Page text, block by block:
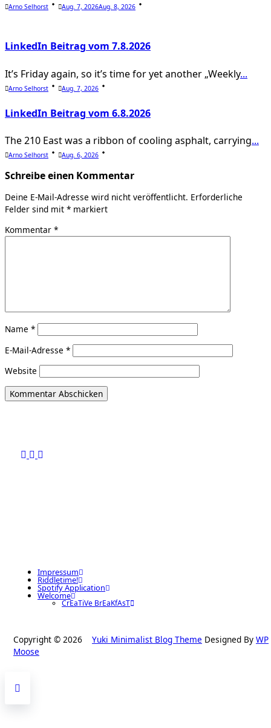
Arno Selhorst Aug. 7, 2026Aug. 8, 2026
LinkedIn Beitrag vom 7.8.2026
It’s Friday again, so it’s time for yet another „Weekly...
Arno Selhorst Aug. 7, 2026
LinkedIn Beitrag vom 6.8.2026
The 210 East was a ribbon of cooling asphalt, carrying...
Arno Selhorst Aug. 6, 2026
Schreibe einen Kommentar
Deine E-Mail-Adresse wird nicht veröffentlicht. Erforderliche
Felder sind mit * markiert
Kommentar *
Name *
E-Mail-Adresse *
Website
Impressum
Riddletime!
Spotify Application
Welcome
CrEaTiVe BrEaKfAsT
Copyright © 2026 Yuki Minimalist Blog Theme Designed By WP
Moose